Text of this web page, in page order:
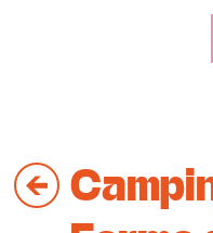
Bewegen
Gehäuse